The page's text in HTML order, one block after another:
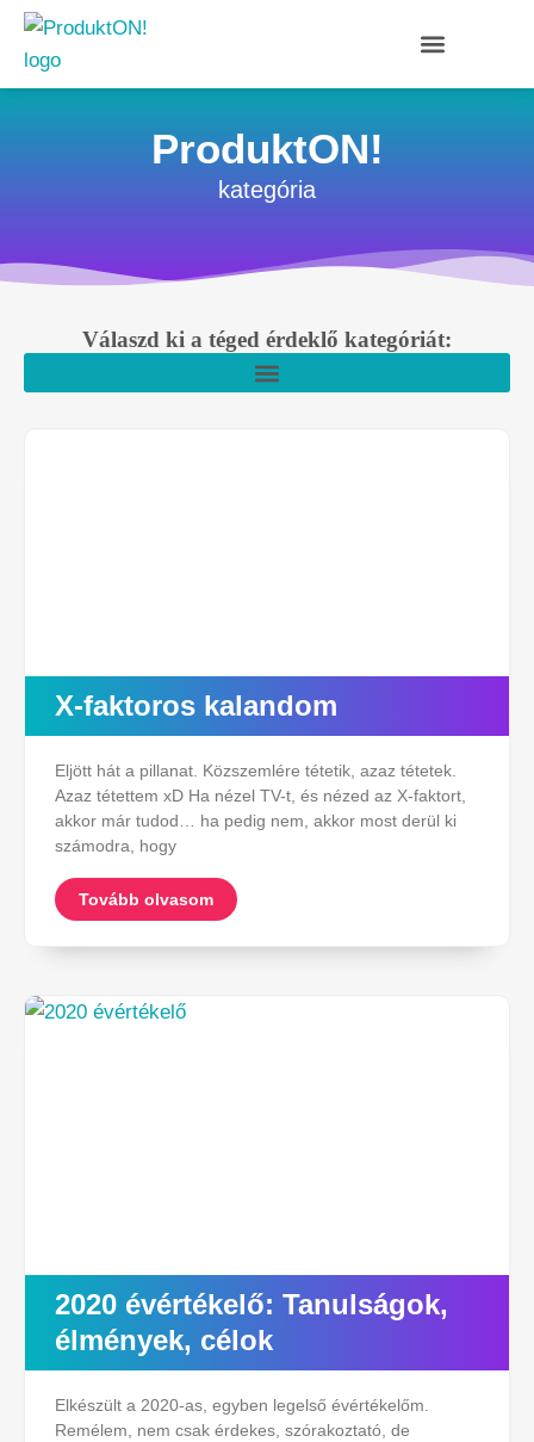
ProduktON!
kategória
Válaszd ki a téged érdeklő kategóriát:
X-faktoros kalandom
Eljött hát a pillanat. Közszemlére tétetik, azaz tétetek.
Azaz tétettem xD Ha nézel TV-t, és nézed az X-faktort,
akkor már tudod… ha pedig nem, akkor most derül ki
számodra, hogy
Tovább olvasom
2020 évértékelő: Tanulságok,
élmények, célok
Elkészült a 2020-as, egyben legelső évértékelőm.
Remélem, nem csak érdekes, szórakoztató, de